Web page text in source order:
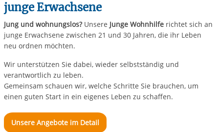
junge Erwachsene
Jung und wohnungslos?Unsere Junge Wohnhilferichtet sich an
junge Erwachsene zwischen 21 und 30 Jahren, die ihr Leben
neu ordnen möchten.
Wir unterstützen Sie dabei, wieder selbstständig und
verantwortlich zu leben.
Gemeinsam schauen wir, welche Schritte Sie brauchen, um
einen guten Start in ein eigenes Leben zu schaffen.
Unsere Angebote im Detail